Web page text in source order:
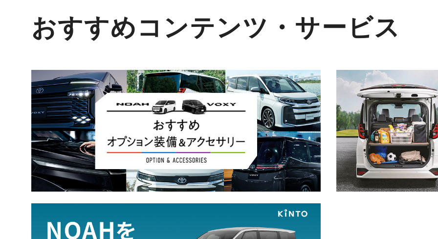
おすすめコンテンツ・サービス